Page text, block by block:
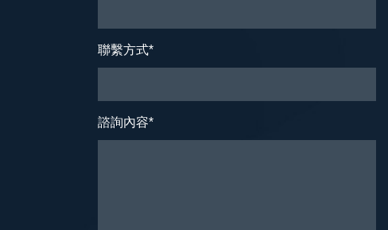
聯繫方式*
諮詢內容*